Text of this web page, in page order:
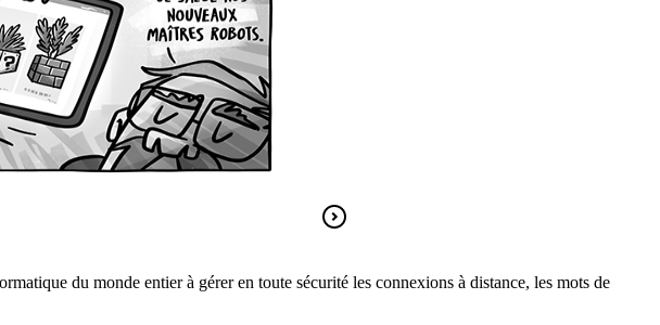
du monde entier à gérer en toute sécurité les connexions à distance, les mots de